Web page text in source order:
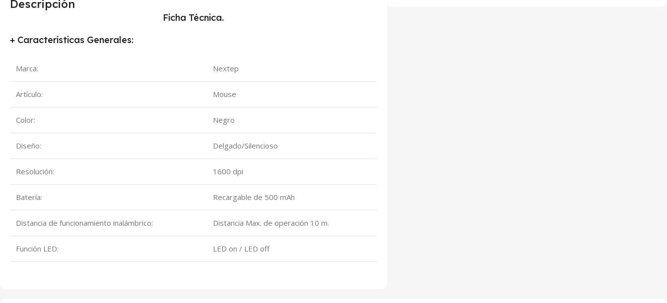
Descripción
Ficha Técnica.
+ Características Generales:
Marca: Nextep
Artículo: Mouse
Color: Negro
Diseño: Delgado/Silencioso
Resolución: 1600 dpi
Batería: Recargable de 500 mAh
Distancia de funcionamiento inalámbrico: Distancia Max. de operación 10 m.
Función LED: LED on / LED off